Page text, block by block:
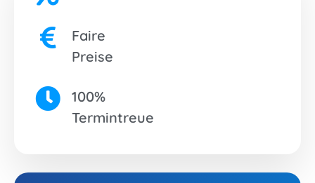
Faire
Preise
100%
Termintreue